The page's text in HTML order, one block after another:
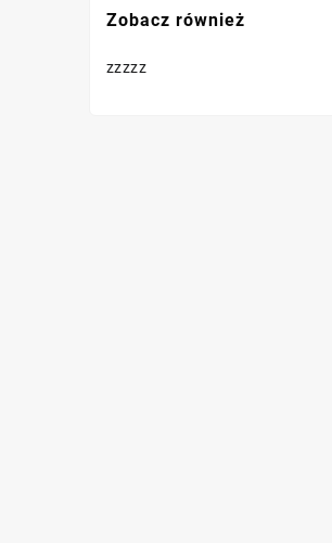
Zobacz również
zzzzz